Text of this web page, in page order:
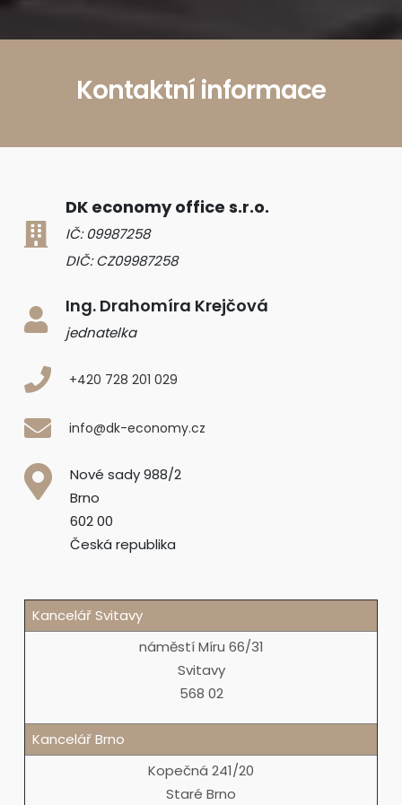
Kontaktní informace
DK economy office s.r.o.
IČ: 09987258
DIČ: CZ09987258
Ing. Drahomíra Krejčová
jednatelka
+420 728 201 029
info@dk-economy.cz
Nové sady 988/2
Brno
602 00
Česká republika
Kancelář Svitavy
náměstí Míru 66/31
Svitavy
568 02
Kancelář Brno
Kopečná 241/20
Staré Brno